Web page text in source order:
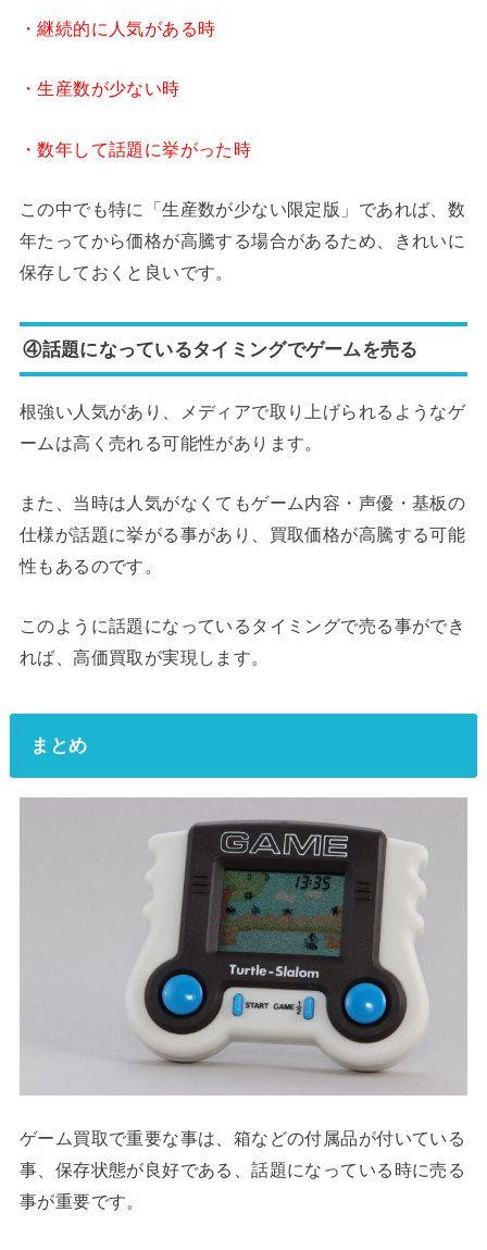
・継続的に人気がある時
・生産数が少ない時
・数年して話題に挙がった時
この中でも特に「生産数が少ない限定版」であれば、数
年たってから価格が高騰する場合があるため、きれいに
保存しておくと良いです。
④話題になっているタイミングでゲームを売る
根強い人気があり、メディアで取り上げられるようなゲ
ームは高く売れる可能性があります。
また、当時は人気がなくてもゲーム内容・声優・基板の
仕様が話題に挙がる事があり、買取価格が高騰する可能
性もあるのです。
このように話題になっているタイミングで売る事ができ
れば、高価買取が実現します。
まとめ
ゲーム買取で重要な事は、箱などの付属品が付いている
事、保存状態が良好である、話題になっている時に売る
事が重要です。